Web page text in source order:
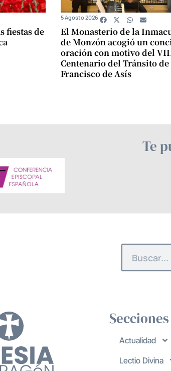
fiestas de
El Monasterio de la
de Monzón acogió un
oración con motivo del
Centenario del Tránsito de
Francisco de Asís
5 Agosto 2026
Te
Secciones
Actualidad
Lectio Divina